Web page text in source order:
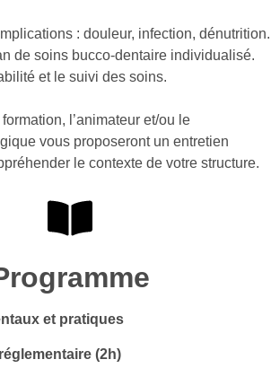
: douleur, infection, dénutrition.
de soins bucco-dentaire individualisé.
et le suivi des soins.
l’animateur et/ou le
vous proposeront un entretien
le contexte de votre structure.
et pratiques
(2h)